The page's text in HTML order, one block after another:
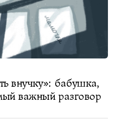
внучку»: бабушка,
важный разговор